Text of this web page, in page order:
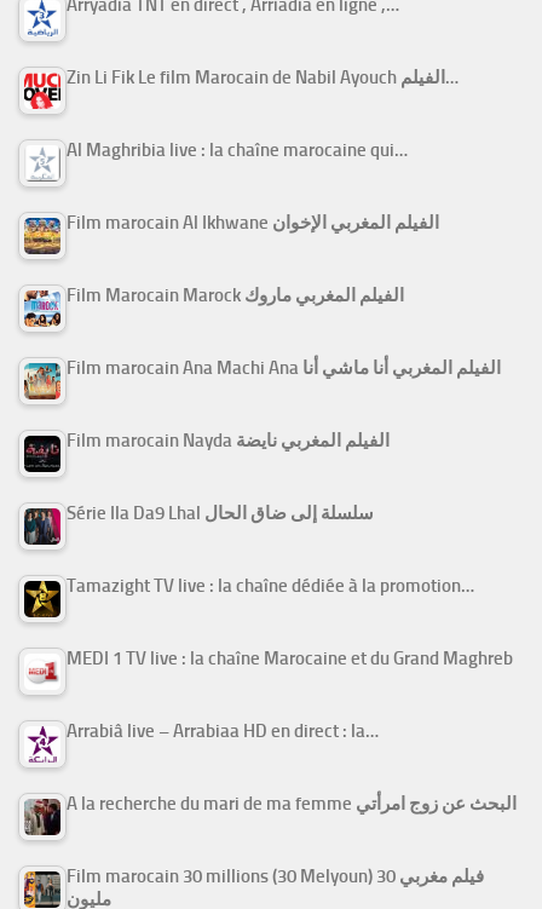
Arryadia TNT en direct , Arriadia en ligne ,…
Zin Li Fik Le film Marocain de Nabil Ayouch الفيلم…
Al Maghribia live : la chaîne marocaine qui…
Film marocain Al Ikhwane الفيلم المغربي الإخوان
Film Marocain Marock الفيلم المغربي ماروك
Film marocain Ana Machi Ana الفيلم المغربي أنا ماشي أنا
Film marocain Nayda الفيلم المغربي نايضة
Série Ila Da9 Lhal سلسلة إلى ضاق الحال
Tamazight TV live : la chaîne dédiée à la promotion…
MEDI 1 TV live : la chaîne Marocaine et du Grand Maghreb
Arrabiâ live – Arrabiaa HD en direct : la…
A la recherche du mari de ma femme البحث عن زوج امرأتي
Film marocain 30 millions (30 Melyoun) فيلم مغربي 30
مليون